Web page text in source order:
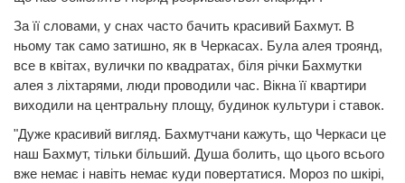
За її словами, у снах часто бачить красивий Бахмут. В
ньому так само затишно, як в Черкасах. Була алея троянд,
все в квітах, вулички по квадратах, біля річки Бахмутки
алея з ліхтарями, люди проводили час. Вікна її квартири
виходили на центральну площу, будинок культури і ставок.
"Дуже красивий вигляд. Бахмутчани кажуть, що Черкаси це
наш Бахмут, тільки більший. Душа болить, що цього всього
вже немає і навіть немає куди повертатися. Мороз по шкірі,